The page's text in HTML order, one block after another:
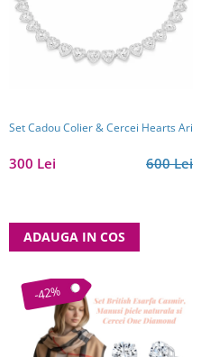
Reduceri
Cele mai noi
Cele mai vandute
Pret
0 Lei - 100 Lei
300 Lei - 500 Lei
500 Lei - 1000 Lei
Set Cadou Colier & Cercei Hearts Ari
600 Lei
300 Lei
ADAUGA IN COS
-42%